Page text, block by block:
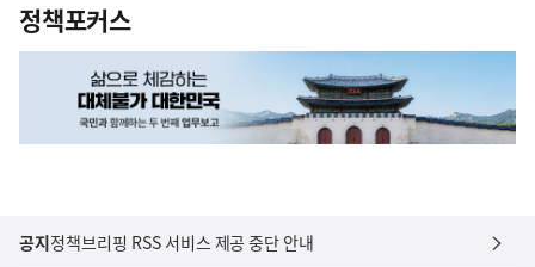
정책포커스
공지정책브리핑 RSS 서비스 제공 중단 안내